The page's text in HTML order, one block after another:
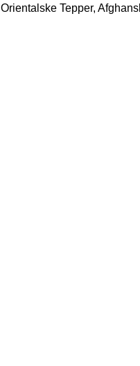
Orientalske Tepper,